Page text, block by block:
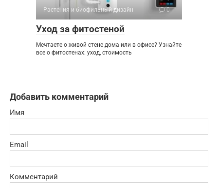
Растения и биофильный дизайн 0
Уход за фитостеной
Мечтаете о живой стене дома или в офисе? Узнайте
все о фитостенах: уход, стоимость
Добавить комментарий
Имя
Email
Комментарий